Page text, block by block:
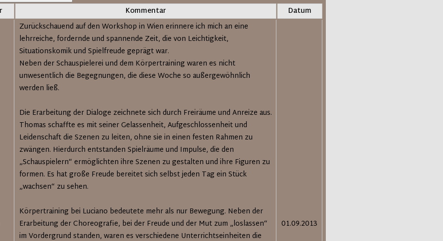
Kommentar Datum
Zurückschauend auf den Workshop in Wien erinnere ich mich an eine
lehrreiche, fordernde und spannende Zeit, die von Leichtigkeit,
Situationskomik und Spielfreude geprägt war.
Neben der Schauspielerei und dem Körpertraining waren es nicht
unwesentlich die Begegnungen, die diese Woche so außergewöhnlich
werden ließ.
Die Erarbeitung der Dialoge zeichnete sich durch Freiräume und Anreize aus.
Thomas schaffte es mit seiner Gelassenheit, Aufgeschlossenheit und
Leidenschaft die Szenen zu leiten, ohne sie in einen festen Rahmen zu
zwängen. Hierdurch entstanden Spielräume und Impulse, die den
„Schauspielern“ ermöglichten ihre Szenen zu gestalten und ihre Figuren zu
formen. Es hat große Freude bereitet sich selbst jeden Tag ein Stück
„wachsen“ zu sehen.
Körpertraining bei Luciano bedeutete mehr als nur Bewegung. Neben der
Erarbeitung der Choreografie, bei der Freude und der Mut zum „loslassen“
im Vordergrund standen, waren es verschiedene Unterrichtseinheiten die
01.09.2013